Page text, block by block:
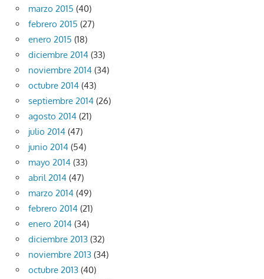
marzo 2015 (40)
febrero 2015 (27)
enero 2015 (18)
diciembre 2014 (33)
noviembre 2014 (34)
octubre 2014 (43)
septiembre 2014 (26)
agosto 2014 (21)
julio 2014 (47)
junio 2014 (54)
mayo 2014 (33)
abril 2014 (47)
marzo 2014 (49)
febrero 2014 (21)
enero 2014 (34)
diciembre 2013 (32)
noviembre 2013 (34)
octubre 2013 (40)